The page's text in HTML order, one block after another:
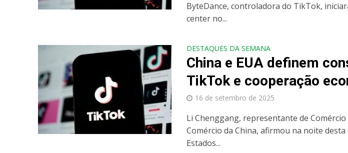
ByteDance, controladora do TikTok,
center no...
DESTAQUES DA SEMANA
China e EUA definem
TikTok e cooperação
16 de setembro de 2025
Li Chenggang, representante de
Comércio da China, afirmou na noite
Estados...